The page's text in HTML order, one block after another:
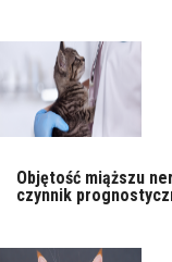
Objętość miąższu
czynnik